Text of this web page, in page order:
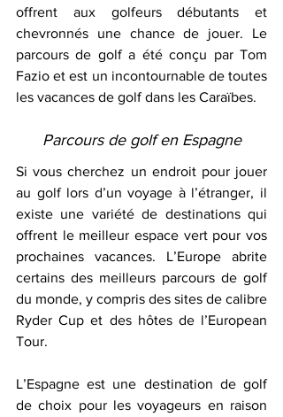
offrent aux golfeurs débutants et
chevronnés une chance de jouer. Le
parcours de golf a été conçu par Tom
Fazio et est un incontournable de toutes
les vacances de golf dans les Caraïbes.
Parcours de golf en Espagne
Si vous cherchez un endroit pour jouer
au golf lors d’un voyage à l’étranger, il
existe une variété de destinations qui
offrent le meilleur espace vert pour vos
prochaines vacances. L’Europe abrite
certains des meilleurs parcours de golf
du monde, y compris des sites de calibre
Ryder Cup et des hôtes de l’European
Tour.
L’Espagne est une destination de golf
de choix pour les voyageurs en raison